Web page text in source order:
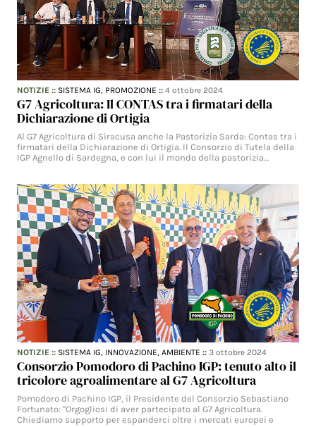
NOTIZIE :: SISTEMA IG, PROMOZIONE ::4 ottobre 2024
G7 Agricoltura: Il CONTAS tra i firmatari della
Dichiarazione di Ortigia
Al G7 Agricoltura di Siracusa anche la Pastorizia Sarda: Contas tra i
firmatari della Dichiarazione di Ortigia. Il Consorzio di Tutela della
IGP Agnello di Sardegna, e con lui il mondo della pastorizia…
NOTIZIE :: SISTEMA IG, INNOVAZIONE,AMBIENTE ::3 ottobre 2024
Consorzio Pomodoro di Pachino IGP: tenuto alto il
tricolore agroalimentare al G7 Agricoltura
Pomodoro di Pachino IGP, il Presidente del Consorzio Sebastiano
Fortunato: "Orgogliosi di aver partecipato al G7 Agricoltura.
Chiediamo supporto per espanderci oltre i mercati europei e